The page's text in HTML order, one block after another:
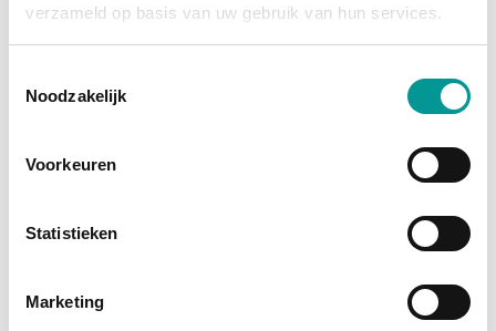
verzameld op basis van uw gebruik van hun services.
Noodzakelijk
Voorkeuren
Statistieken
MarketingHandgeschakeld - 98069km - 2022